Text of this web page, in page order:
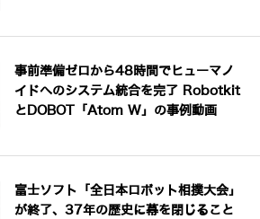
事前準備ゼロから48時間でヒューマノ
イドへのシステム統合を完了 Robotkit
とDOBOT「Atom W」の事例動画
富士ソフト「全日本ロボット相撲大会」
が終了、37年の歴史に幕を閉じること